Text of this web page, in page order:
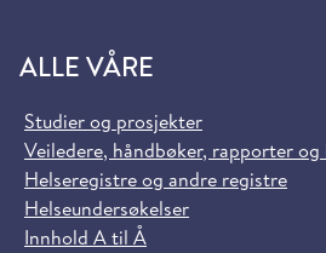
ALLE VÅRE
Studier og prosjekter
Veiledere, håndbøker, rapporter
Helseregistre og andre registre
Helseundersøkelser
Innhold A til Å